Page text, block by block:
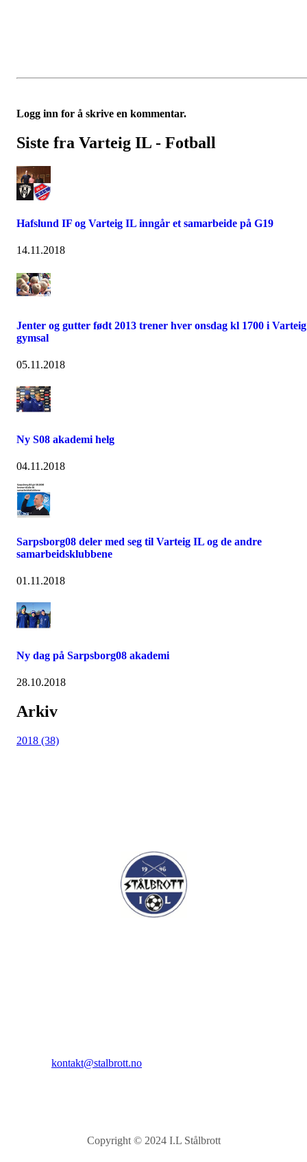
Logg inn for å skrive en kommentar.
Siste fra Varteig IL - Fotball
Hafslund IF og Varteig IL inngår et samarbeide på G19
14.11.2018
Jenter og gutter født 2013 trener hver onsdag kl 1700 i Varteig
gymsal
05.11.2018
Ny S08 akademi helg
04.11.2018
Sarpsborg08 deler med seg til Varteig IL og de andre
samarbeidsklubbene
01.11.2018
Ny dag på Sarpsborg08 akademi
28.10.2018
Arkiv
2018 (38)
kontakt@stalbrott.no
Copyright © 2024 I.L Stålbrott